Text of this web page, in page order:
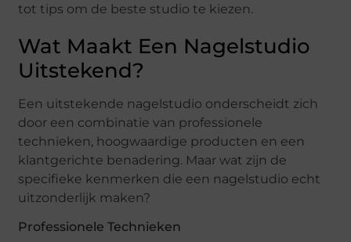
tot tips om de beste studio te kiezen.
Wat Maakt Een Nagelstudio
Uitstekend?
Een uitstekende nagelstudio onderscheidt zich
door een combinatie van professionele
technieken, hoogwaardige producten en een
klantgerichte benadering. Maar wat zijn de
specifieke kenmerken die een nagelstudio echt
uitzonderlijk maken?
Professionele Technieken